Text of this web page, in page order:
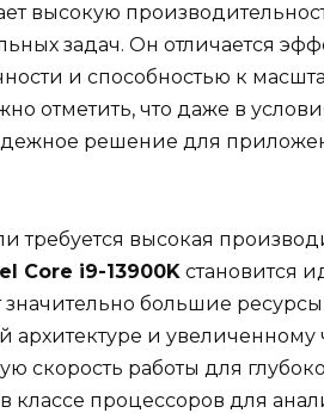
высокую
задач. Он отличается
и способностью к
отметить, что даже в
решение для
требуется высокая
Core i9-13900K становится
значительно большие
архитектуре и увеличенному
скорость работы для
процессоров для